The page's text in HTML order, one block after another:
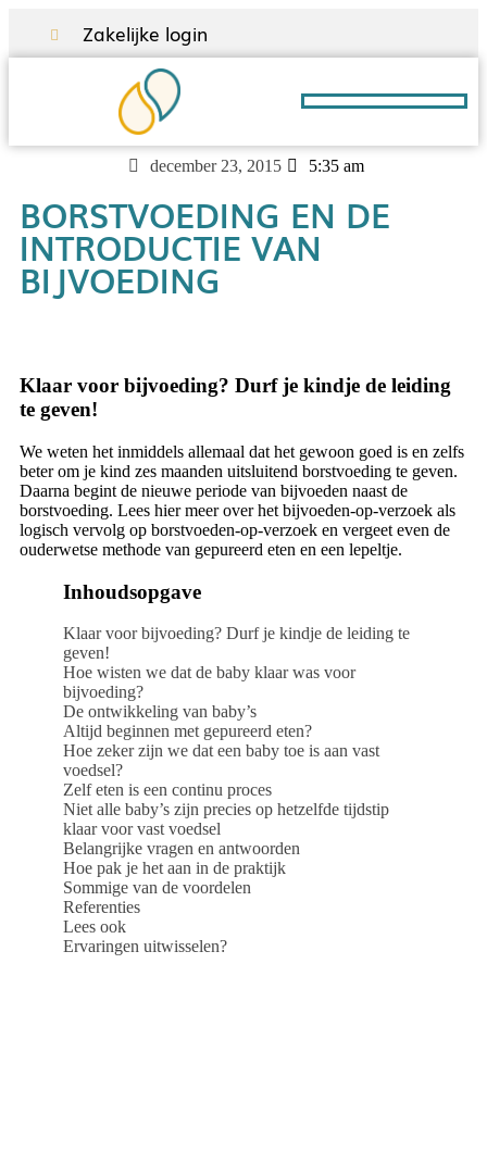
Zakelijke login
december 23, 2015 5:35 am
BORSTVOEDING EN DE
INTRODUCTIE VAN
BIJVOEDING
Klaar voor bijvoeding? Durf je kindje de leiding
te geven!
We weten het inmiddels allemaal dat het gewoon goed is en zelfs
beter om je kind zes maanden uitsluitend borstvoeding te geven.
Daarna begint de nieuwe periode van bijvoeden naast de
borstvoeding. Lees hier meer over het bijvoeden-op-verzoek als
logisch vervolg op borstvoeden-op-verzoek en vergeet even de
ouderwetse methode van gepureerd eten en een lepeltje.
Inhoudsopgave
Klaar voor bijvoeding? Durf je kindje de leiding te
geven!
Hoe wisten we dat de baby klaar was voor
bijvoeding?
De ontwikkeling van baby’s
Altijd beginnen met gepureerd eten?
Hoe zeker zijn we dat een baby toe is aan vast
voedsel?
Zelf eten is een continu proces
Niet alle baby’s zijn precies op hetzelfde tijdstip
klaar voor vast voedsel
Belangrijke vragen en antwoorden
Hoe pak je het aan in de praktijk
Sommige van de voordelen
Referenties
Lees ook
Ervaringen uitwisselen?